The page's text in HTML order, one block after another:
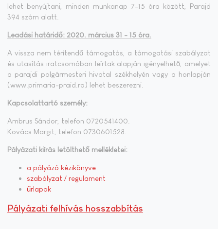
lehet benyújtani, minden munkanap 7-15 óra között, Parajd
394 szám alatt.
Leadási határidő: 2020. március 31 - 15 óra.
A vissza nem térítendő támogatás, a támogatási szabályzat
és utasítás iratcsomóban leírtak alapján igényelhető, amelyet
a parajdi polgármesteri hivatal székhelyén vagy a honlapján
(www.primaria-praid.ro) lehet beszerezni.
Kapcsolattartó személy:
Ambrus Sándor, telefon 0720541400.
Kovács Margit, telefon 0730601528.
Pályázati kiírás letölthető mellékletei:
a pályázó kézikönyve
szabályzat / regulament
űrlapok
Pályázati felhívás hosszabbítás